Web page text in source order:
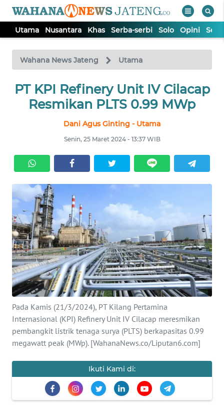
Utama Nusantara Khas Serba-serbi Solo Opini
Wahana News Jateng Utama
PT KPI Refinery Unit IV Cilacap
Resmikan PLTS 0.99 MWp
Dani Agus Ginting - Utama
Senin, 25 Maret 2024 - 13:37 WIB
Pada Kamis (21/3/2024), PT Kilang Pertamina
Internasional (KPI) Refinery Unit IV Cilacap meresmikan
pembangkit listrik tenaga surya (PLTS) berkapasitas 0.99
megawatt peak (MWp). [WahanaNews.co/Liputan6.com]
Ikuti Kami di:
TV
Tutup
UTAMA
SERBA-
SERBI
SOLO
OPINI
SEMARANG
BOROBUDUR
Informasi
INDEKS